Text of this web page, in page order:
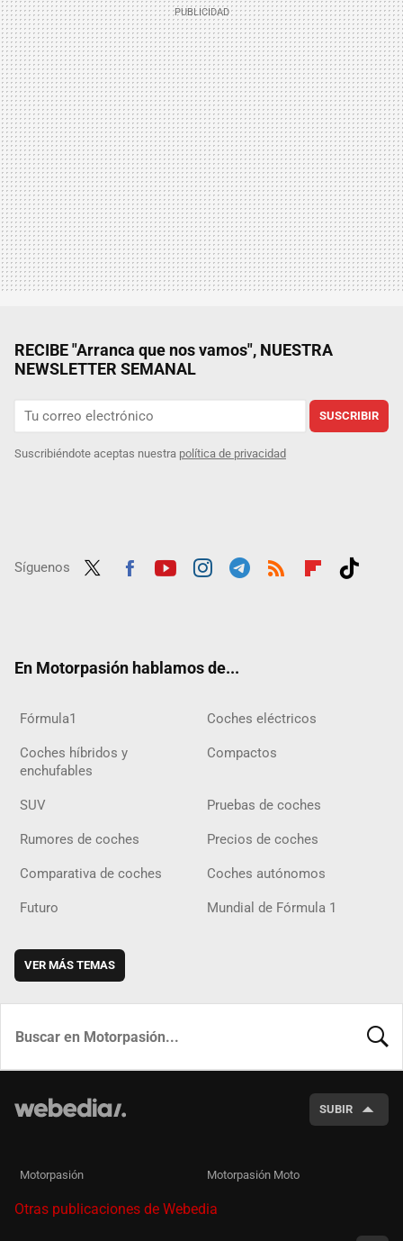
RECIBE "Arranca que nos vamos", NUESTRA
NEWSLETTER SEMANAL
SUSCRIBIR
Suscribiéndote aceptas nuestra política de privacidad
Síguenos
En Motorpasión hablamos de...
Fórmula1 Coches eléctricos
Coches híbridos y
enchufables
Compactos
SUV Pruebas de coches
Rumores de coches Precios de coches
Comparativa de coches Coches autónomos
Futuro Mundial de Fórmula 1
VER MÁS TEMAS
SUBIR
Motorpasión Motorpasión Moto
Otras publicaciones de Webedia